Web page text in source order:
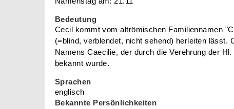
AGB & Impressum